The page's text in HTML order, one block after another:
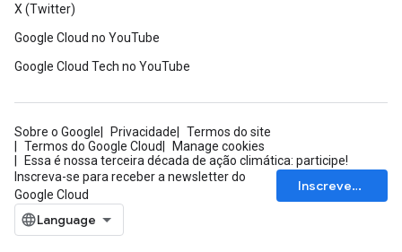
X (Twitter)
Google Cloud no YouTube
Google Cloud Tech no YouTube
Sobre o Google Privacidade
Termos do site
Termos do Google Cloud
Manage cookies
Essa é nossa terceira década de ação climática: participe!
Inscreva-se para receber a newsletter do
Google Cloud
Inscrever-se